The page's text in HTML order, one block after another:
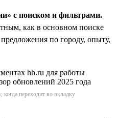
с поиском и фильтрами.
как в основном поиске
по городу, опыту,
когда переходит во вкладку